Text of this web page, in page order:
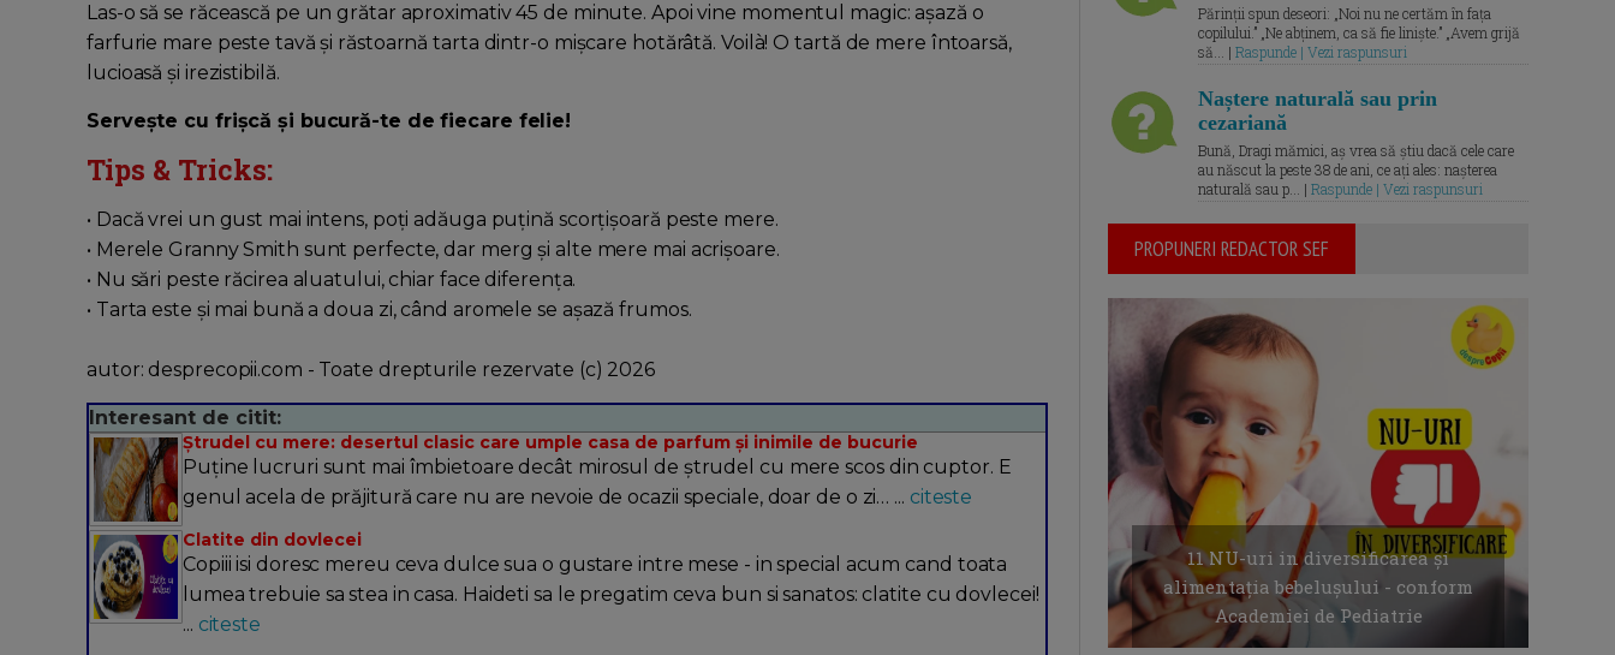
Las-o să se răcească pe un grătar aproximativ 45 de minute. Apoi vine momentul magic: așază o
farfurie mare peste tavă și răstoarnă tarta dintr-o mișcare hotărâtă. Voilà! O tartă de mere întoarsă,
lucioasă și irezistibilă.
Servește cu frișcă și bucură-te de fiecare felie!
Tips & Tricks:
• Dacă vrei un gust mai intens, poți adăuga puțină scorțișoară peste mere.
• Merele Granny Smith sunt perfecte, dar merg și alte mere mai acrișoare.
• Nu sări peste răcirea aluatului, chiar face diferența.
• Tarta este și mai bună a doua zi, când aromele se așază frumos.
autor: desprecopii.com - Toate drepturile rezervate (c) 2026
Interesant de citit:
Ștrudel cu mere: desertul clasic care umple casa de parfum și inimile de bucurie
Puține lucruri sunt mai îmbietoare decât mirosul de ștrudel cu mere scos din cuptor. E
genul acela de prăjitură care nu are nevoie de ocazii speciale, doar de o zi… ... citeste
Clatite din dovlecei
Copiii isi doresc mereu ceva dulce sua o gustare intre mese - in special acum cand toata
lumea trebuie sa stea in casa. Haideti sa le pregatim ceva bun si sanatos: clatite cu dovlecei!
... citeste
Părinții spun deseori: „Noi nu ne certăm în fața
copilului.” „Ne abținem, ca să fie liniște.” „Avem grijă
să... | Raspunde | Vezi raspunsuri
Naștere naturală sau prin
cezariană
Bună, Dragi mămici, aș vrea să știu dacă cele care
au născut la peste 38 de ani, ce ați ales: nașterea
naturală sau p... | Raspunde | Vezi raspunsuri
PROPUNERI REDACTOR SEF
11 NU-uri in diversificarea și
alimentația bebelușului - conform
Academiei de Pediatrie